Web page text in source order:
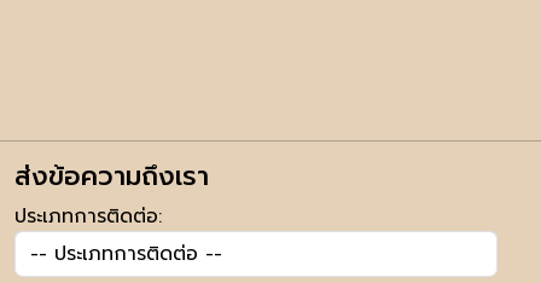
ส่งข้อความถึงเรา
ประเภทการติดต่อ: